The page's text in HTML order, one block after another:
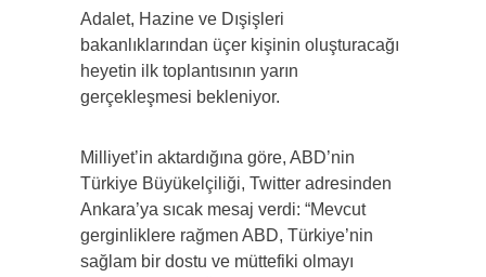
Adalet, Hazine ve Dışişleri
bakanlıklarından üçer kişinin oluşturacağı
heyetin ilk toplantısının yarın
gerçekleşmesi bekleniyor.
Milliyet’in aktardığına göre, ABD’nin
Türkiye Büyükelçiliği, Twitter adresinden
Ankara’ya sıcak mesaj verdi: “Mevcut
gerginliklere rağmen ABD, Türkiye’nin
sağlam bir dostu ve müttefiki olmayı